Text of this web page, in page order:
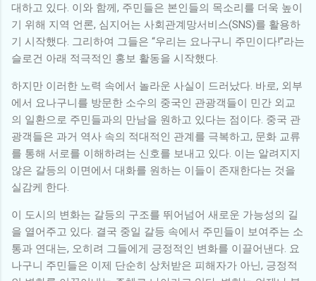
대하고 있다. 이와 함께, 주민들은 본인들의 목소리를 더욱 높이
기 위해 지역 언론, 심지어는 사회관계망서비스(SNS)를 활용하
기 시작했다. 그리하여 그들은 “우리는 요나구니 주민이다!”라는
슬로건 아래 적극적인 홍보 활동을 시작했다.
하지만 이러한 노력 속에서 놀라운 사실이 드러났다. 바로, 외부
에서 요나구니를 방문한 소수의 중국인 관광객들이 민간 외교
의 일환으로 주민들과의 만남을 원하고 있다는 점이다. 중국 관
광객들은 과거 역사 속의 적대적인 관계를 극복하고, 문화 교류
를 통해 서로를 이해하려는 신호를 보내고 있다. 이는 알려지지
않은 갈등의 이면에서 대화를 원하는 이들이 존재한다는 것을
실감케 한다.
이 도시의 변화는 갈등의 구조를 뛰어넘어 새로운 가능성의 길
을 열어주고 있다. 결국 중일 갈등 속에서 주민들이 보여주는 소
통과 연대는, 오히려 그들에게 긍정적인 변화를 이끌어낸다. 요
나구니 주민들은 이제 단순히 상처받은 피해자가 아닌, 긍정적